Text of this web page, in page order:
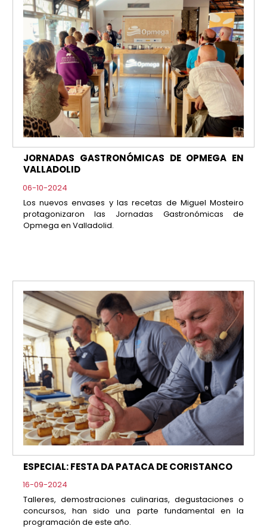
JORNADAS GASTRONÓMICAS DE OPMEGA EN
VALLADOLID
06-10-2024
Los nuevos envases y las recetas de Miguel Mosteiro
protagonizaron las Jornadas Gastronómicas de
Opmega en Valladolid.
ESPECIAL: FESTA DA PATACA DE CORISTANCO
16-09-2024
Talleres, demostraciones culinarias, degustaciones o
concursos, han sido una parte fundamental en la
programación de este año.